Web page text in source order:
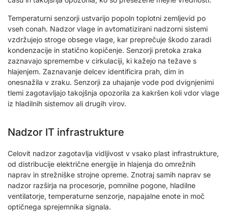
Temperaturni senzorji ustvarijo popoln toplotni zemljevid po
vseh conah. Nadzor vlage in avtomatizirani nadzorni sistemi
vzdržujejo stroge obsege vlage, kar preprečuje škodo zaradi
kondenzacije in statično kopičenje. Senzorji pretoka zraka
zaznavajo spremembe v cirkulaciji, ki kažejo na težave s
hlajenjem. Zaznavanje delcev identificira prah, dim in
onesnažila v zraku. Senzorji za uhajanje vode pod dvignjenimi
tlemi zagotavljajo takojšnja opozorila za kakršen koli vdor vlage
iz hladilnih sistemov ali drugih virov.
Nadzor IT infrastrukture
Celovit nadzor zagotavlja vidljivost v vsako plast infrastrukture,
od distribucije električne energije in hlajenja do omrežnih
naprav in strežniške strojne opreme. Znotraj samih naprav se
nadzor razširja na procesorje, pomnilne pogone, hladilne
ventilatorje, temperaturne senzorje, napajalne enote in moč
optičnega sprejemnika signala.